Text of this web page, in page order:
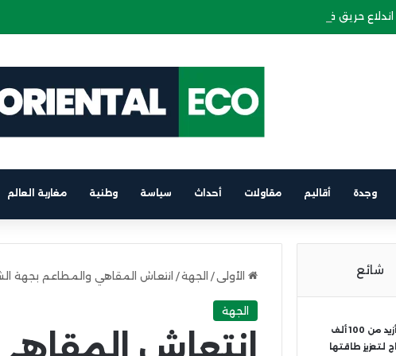
اندلاع حريق في سيارة كهربائية على متن باخرة الرابط بين برشلونة والناظور
وجدة أقاليم مقاولات أحداث سياسة وطنية مغاربة العالم
الأولى / الجهة/ انتعاش المقاهي والمطاعم بجهة
الجهة
انتعاش
شائع
الناظور تستقبل أزيد من 100 ألف
لتعزيز طاقتها